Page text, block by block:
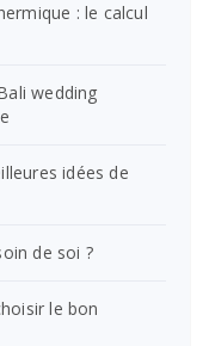
: le calcul
wedding
idées de
de soi ?
le bon